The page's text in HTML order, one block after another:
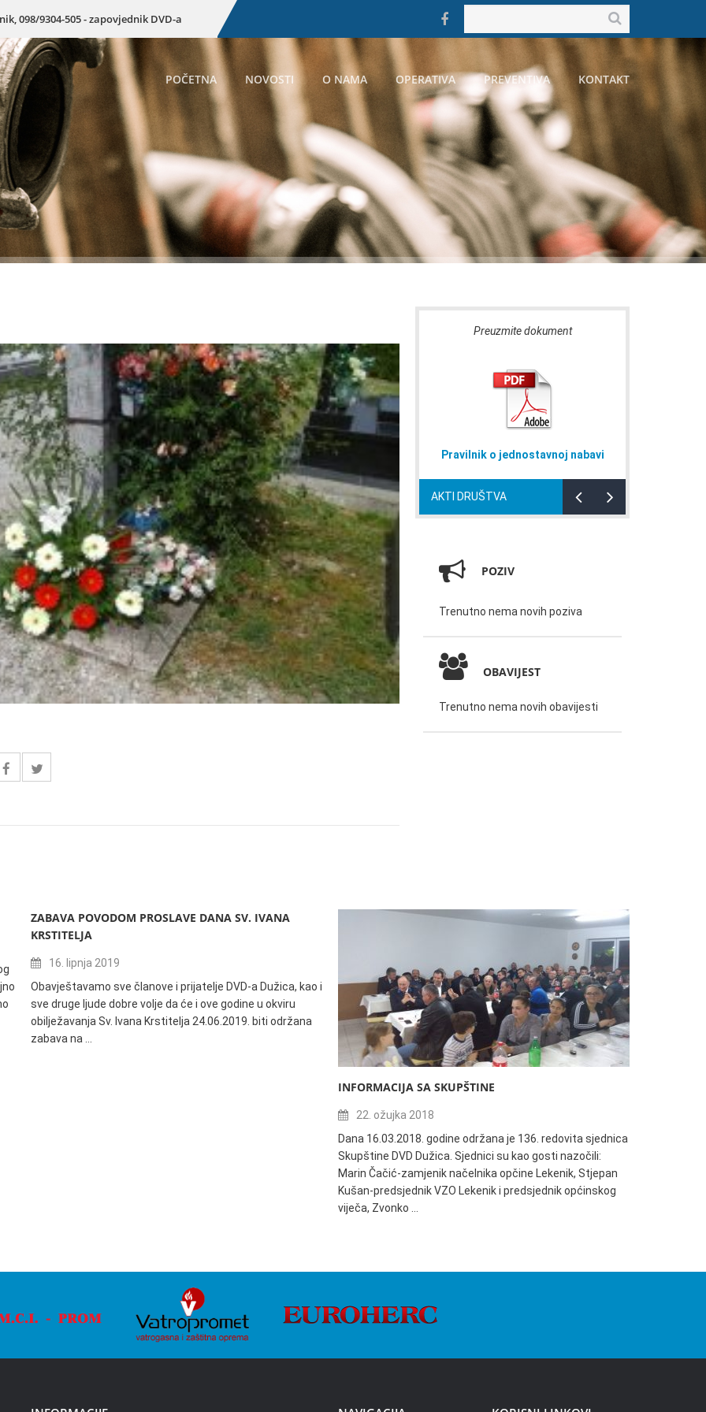
098/9304-505 - zapovjednik DVD-a
POČETNA NOVOSTI O NAMA OPERATIVA PREVENTIVA KONTAKT
AKTI DRUŠTVA
Pravilnik o jednostavnoj nabavi
Preuzmite dokument
Naputak za domaćinstva
POZIV
Trenutno nema novih poziva
OBAVIJEST
Trenutno nema novih obavijesti
ZABAVA POVODOM PROSLAVE DANA SV. IVANA
KRSTITELJA
16. lipnja 2019
Obavještavamo sve članove i prijatelje DVD-a Dužica, kao i
sve druge ljude dobre volje da će i ove godine u okviru
obilježavanja Sv. Ivana Krstitelja 24.06.2019. biti održana
zabava na …
INFORMACIJA SA SKUPŠTINE
22. ožujka 2018
Dana 16.03.2018. godine održana je 136. redovita sjednica
Skupštine DVD Dužica. Sjednici su kao gosti nazočili:
Marin Čačić-zamjenik načelnika opčine Lekenik, Stjepan
Kušan-predsjednik VZO Lekenik i predsjednik općinskog
viječa, Zvonko …